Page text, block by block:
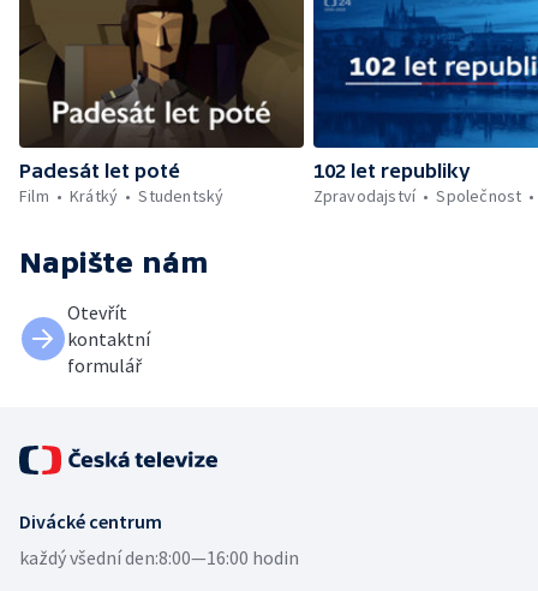
Padesát let poté
Film
Krátký Studentský
102 let republiky
Zpravodajství
Společnost
Napište nám
Otevřít
kontaktní
formulář
Divácké centrum
každý všední den:8:00—16:00 hodin